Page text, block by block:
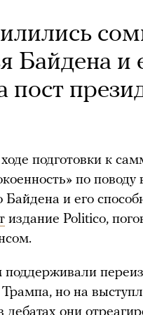
Байдена и
пост
подготовки к
по поводу
и его
издание Politico,
но на
они